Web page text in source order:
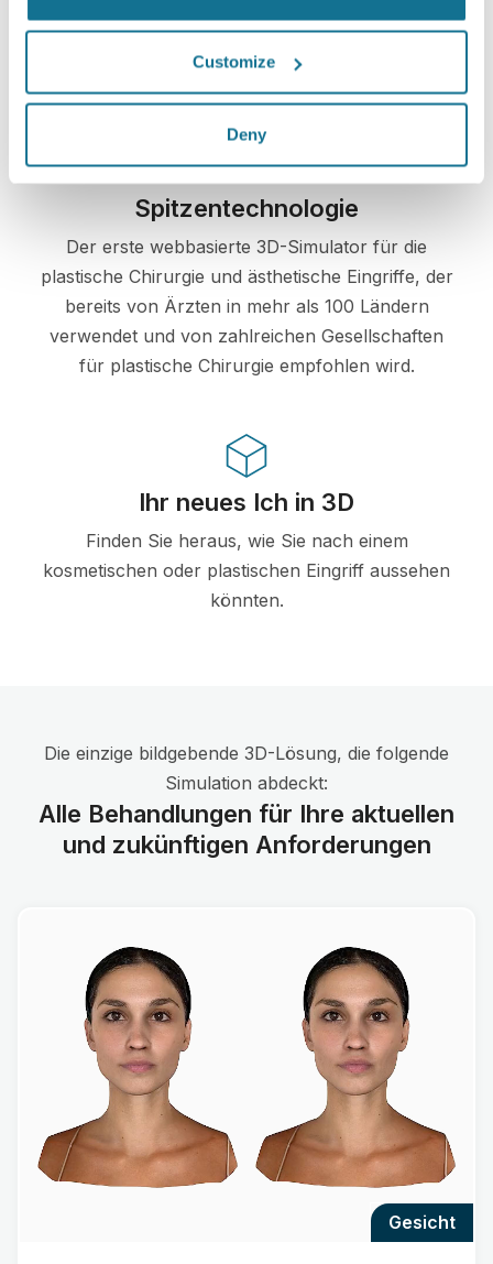
Customize
Deny
Daten garantiert werden.
Spitzentechnologie
Der erste webbasierte 3D-Simulator für die
plastische Chirurgie und ästhetische Eingriffe, der
bereits von Ärzten in mehr als 100 Ländern
verwendet und von zahlreichen Gesellschaften
für plastische Chirurgie empfohlen wird.
Ihr neues Ich in 3D
Finden Sie heraus, wie Sie nach einem
kosmetischen oder plastischen Eingriff aussehen
könnten.
Die einzige bildgebende 3D-Lösung, die folgende
Simulation abdeckt:
Alle Behandlungen für Ihre aktuellen
und zukünftigen Anforderungen
gesicht